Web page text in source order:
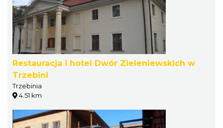
Restauracja i hotel Dwór Zieleniewskich w
Trzebini
Trzebinia
4.51 km